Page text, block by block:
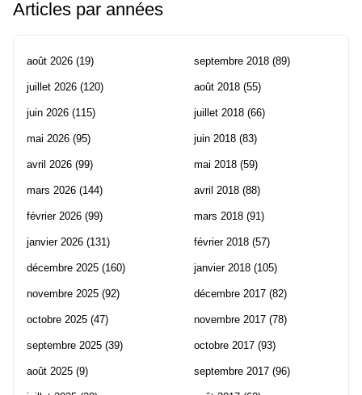
Articles par années
août 2026 (19)
juillet 2026 (120)
juin 2026 (115)
mai 2026 (95)
avril 2026 (99)
mars 2026 (144)
février 2026 (99)
janvier 2026 (131)
décembre 2025 (160)
novembre 2025 (92)
octobre 2025 (47)
septembre 2025 (39)
août 2025 (9)
septembre 2018 (89)
août 2018 (55)
juillet 2018 (66)
juin 2018 (83)
mai 2018 (59)
avril 2018 (88)
mars 2018 (91)
février 2018 (57)
janvier 2018 (105)
décembre 2017 (82)
novembre 2017 (78)
octobre 2017 (93)
septembre 2017 (96)